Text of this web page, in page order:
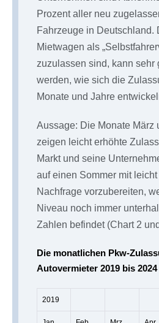
Prozent aller neu
Fahrzeuge in Deutschland.
Mietwagen als
zuzulassen sind, kann sehr
werden, wie sich die
Monate und Jahre
Aussage: Die Monate März
zeigen leicht erhöhte
Markt und seine
auf einen Sommer mit
Nachfrage vorzubereiten,
Niveau noch immer
Zahlen befindet (Chart 2
Die monatlichen Pkw-
Autovermieter 2019 bis 2024
2019